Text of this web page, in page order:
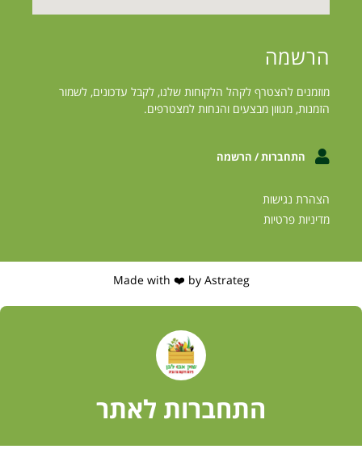
הרשמה
מוזמנים להצטרף לקהל הלקוחות שלנו, לקבל עדכונים, לשמור
הזמנות, מגווון מבצעים והנחות למצטרפים.
התחברות / הרשמה
הצהרת נגישות
מדיניות פרטיות
Made with ❤️ by Astrateg
התחברות לאתר